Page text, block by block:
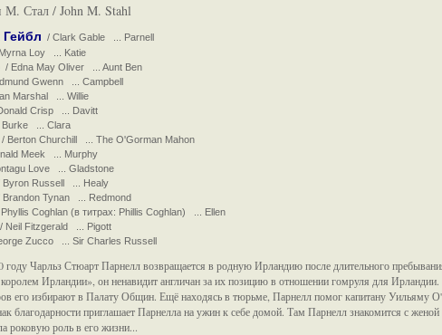
Стал / John M. Stahl
Гейбл / Clark Gable ... Parnell
Loy ... Katie
Edna May Oliver ... Aunt Ben
Gwenn ... Campbell
Marshal ... Willie
Crisp ... Davitt
Burke ... Clara
Berton Churchill ... The O'Gorman Mahon
Meek ... Murphy
Love ... Gladstone
Byron Russell ... Healy
Tynan ... Redmond
Coghlan (в титрах: Phillis Coghlan) ... Ellen
Neil Fitzgerald ... Pigott
Zucco ... Sir Charles Russell
году Чарльз Стюарт Парнелл возвращается в родную Ирландию после длительного
Ирландии», он ненавидит англичан за их позицию в отношении гомруля для
его избирают в Палату Общин. Ещё находясь в тюрьме, Парнелл помог капитану Уильяму
приглашает Парнелла на ужин к себе домой. Там Парнелл знакомится с
роковую роль в его жизни...